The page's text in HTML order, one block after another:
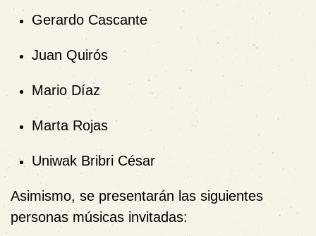
Gerardo Cascante
Juan Quirós
Mario Díaz
Marta Rojas
Uniwak Bribri César
Asimismo, se presentarán las siguientes
personas músicas invitadas: